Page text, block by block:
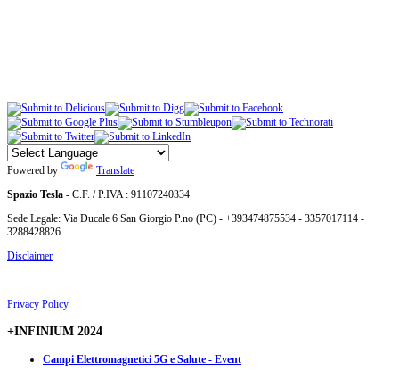
Powered by
Translate
Spazio Tesla - C.F. / P.IVA : 91107240334
Sede Legale: Via Ducale 6 San Giorgio P.no (PC) - +393474875534 - 3357017114 -
3288428826
Disclaimer
Privacy Policy
+INFINIUM 2024
Campi Elettromagnetici 5G e Salute - Event